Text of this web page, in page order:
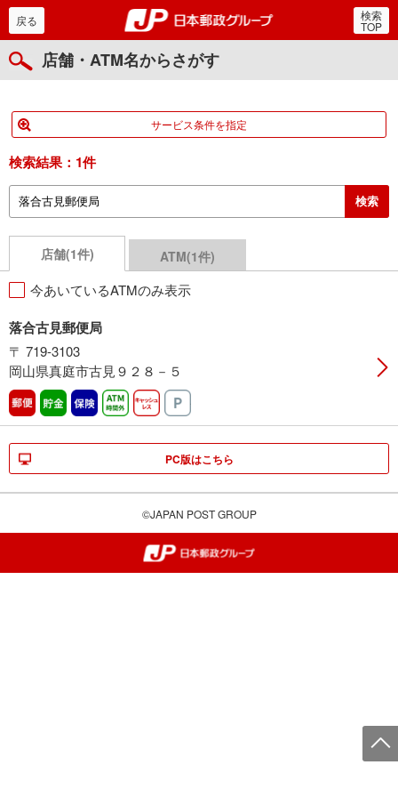
郵便局・日本郵政グルー
戻る 検索
TOP
店舗・ATM名からさがす
サービス条件を指定
検索結果： 1件
店舗(1件) ATM(1件)
今あいているATMのみ表示
落合古見郵便局
〒 719-3103
岡山県真庭市古見９２８－５
郵便 貯金 保険 ATM時間外キャッシュレス
PC版はこちら
©JAPAN POST GROUP